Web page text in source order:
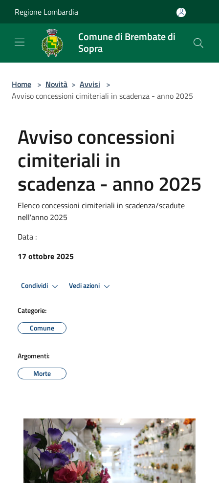
Regione Lombardia
Comune di Brembate di
Sopra
Home > Novità > Avvisi >
Avviso concessioni cimiteriali in scadenza - anno 2025
Avviso concessioni
cimiteriali in
scadenza - anno 2025
Elenco concessioni cimiteriali in scadenza/scadute
nell'anno 2025
Data :
17 ottobre 2025
Condividi Vedi azioni
Categorie:
Comune
Argomenti:
Morte